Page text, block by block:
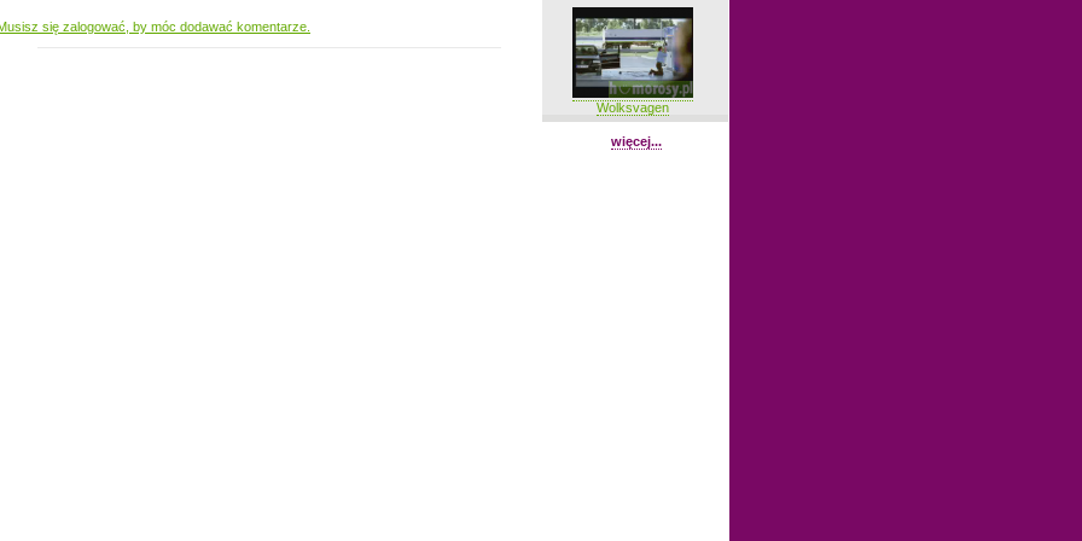
się zalogować, by móc dodawać komentarze.
Wolksvagen
więcej...